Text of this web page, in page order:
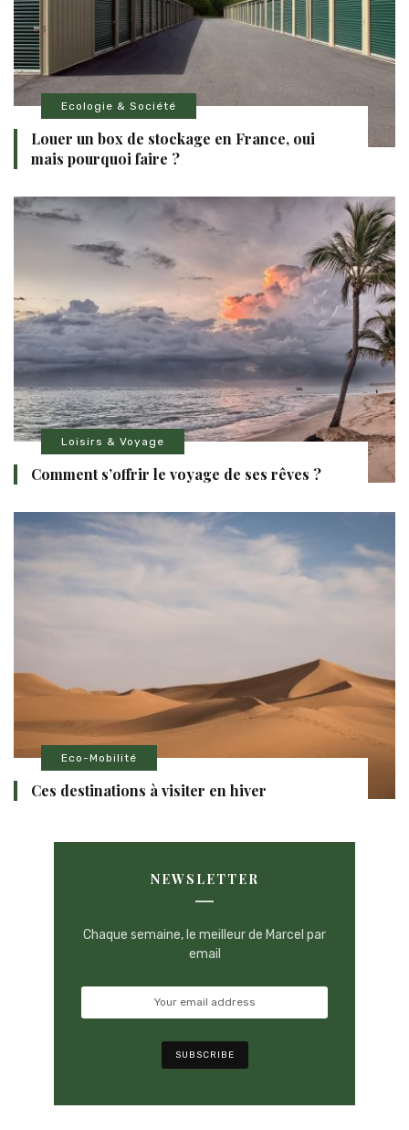
Ecologie & Société
Louer un box de stockage en France, oui
mais pourquoi faire ?
Loisirs & Voyage
Comment s’offrir le voyage de ses rêves ?
Eco-Mobilité
Ces destinations à visiter en hiver
NEWSLETTER
Chaque semaine, le meilleur de Marcel par
email